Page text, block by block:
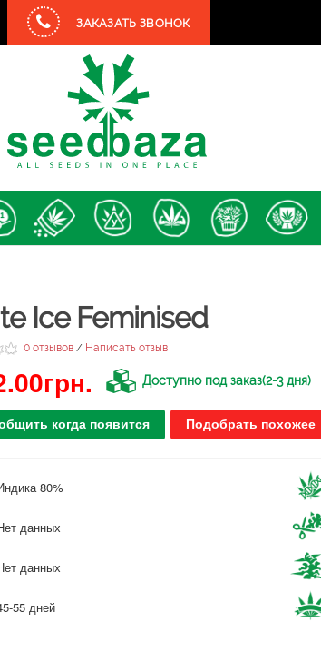
ЗАКАЗАТЬ ЗВОНОК
Ice Feminised
0 отзывов / Написать отзыв
Доступно под заказ(2-3 дня)
когда появится Подобрать похожее
80%
данных
данных
55 дней